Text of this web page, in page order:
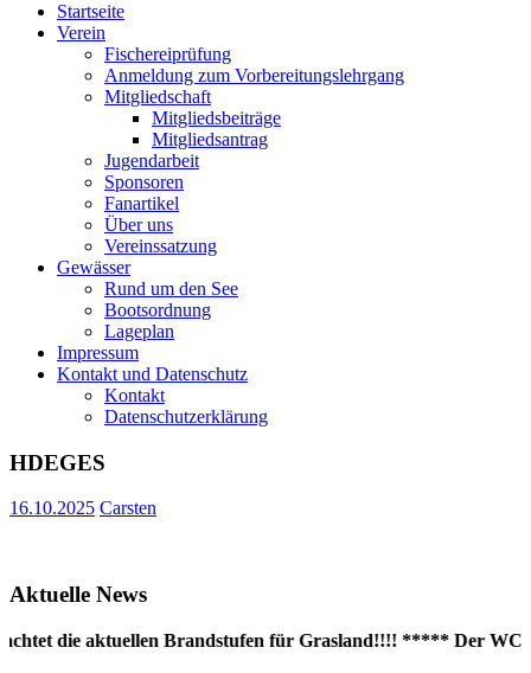
Startseite
Verein
Fischereiprüfung
Anmeldung zum Vorbereitungslehrgang
Mitgliedschaft
Mitgliedsbeiträge
Mitgliedsantrag
Jugendarbeit
Sponsoren
Fanartikel
Über uns
Vereinssatzung
Gewässer
Rund um den See
Bootsordnung
Lageplan
Impressum
Kontakt und Datenschutz
Kontakt
Datenschutzerklärung
HDEGES
16.10.2025 Carsten
Aktuelle News
die aktuellen Brandstufen für Grasland!!!! ***** Der WC-